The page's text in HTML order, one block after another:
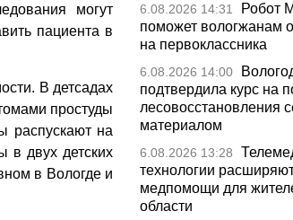
могут
пациента в
В детсадах
простуды
распускают на
в двух детских
в Вологде и
6.08.2026 14:31
Робот
поможет вологжанам
на первоклассника
6.08.2026 14:00
подтвердила курс на
лесовосстановления
материалом
6.08.2026 13:28
технологии
медпомощи для
области